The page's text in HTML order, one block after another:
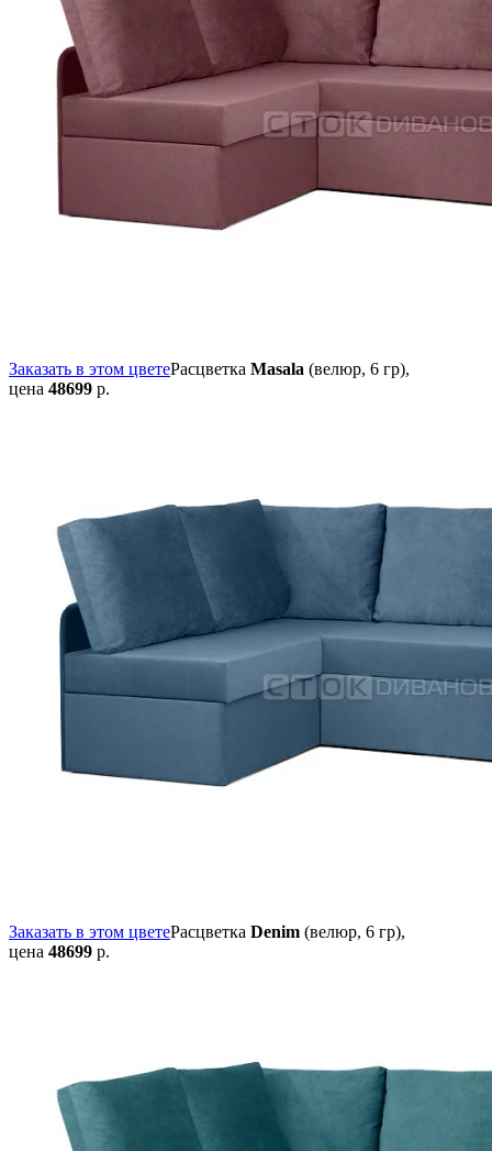
Заказать в этом цветеРасцветка Masala (велюр, 6 гр),
цена 48699 р.
Заказать в этом цветеРасцветка Denim (велюр, 6 гр),
цена 48699 р.